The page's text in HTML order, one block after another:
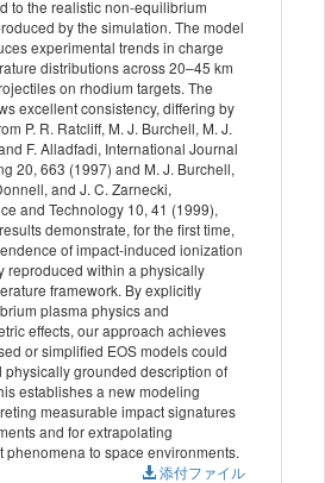
to the realistic non-equilibrium
by the simulation. The model
experimental trends in charge
distributions across 20–45 km
on rhodium targets. The
excellent consistency, differing by
P. R. Ratcliff, M. J. Burchell, M. J.
F. Alladfadi, International Journal
20, 663 (1997) and M. J. Burchell,
and J. C. Zarnecki,
and Technology 10, 41 (1999),
demonstrate, for the first time,
of impact-induced ionization
reproduced within a physically
framework. By explicitly
plasma physics and
effects, our approach achieves
or simplified EOS models could
physically grounded description of
establishes a new modeling
measurable impact signatures
and for extrapolating
phenomena to space environments.
添付ファイル